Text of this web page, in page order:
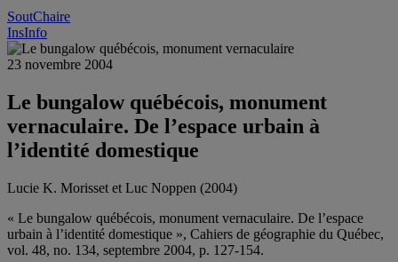
SoutChaire
InsInfo
23 novembre 2004
Le bungalow québécois, monument
vernaculaire. De l’espace urbain à
l’identité domestique
Lucie K. Morisset et Luc Noppen (2004)
« Le bungalow québécois, monument vernaculaire. De l’espace
urbain à l’identité domestique », Cahiers de géographie du Québec,
vol. 48, no. 134, septembre 2004, p. 127-154.